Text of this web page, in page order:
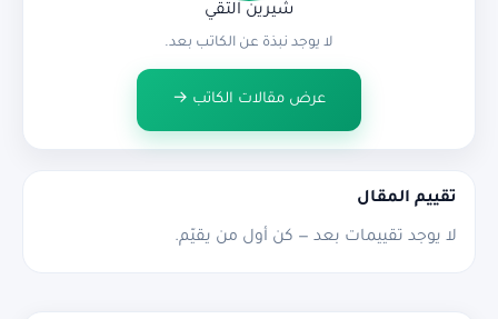
شيرين التقي
لا يوجد نبذة عن الكاتب بعد.
عرض مقالات الكاتب →
تقييم المقال
لا يوجد تقييمات بعد — كن أول من يقيّم.